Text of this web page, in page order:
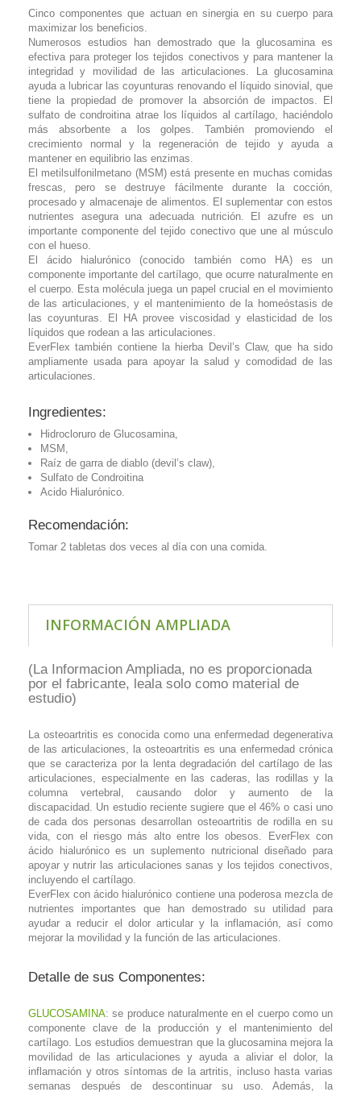
Cinco componentes que actuan en sinergia en su cuerpo para
maximizar los beneficios.
Numerosos estudios han demostrado que la glucosamina es
efectiva para proteger los tejidos conectivos y para mantener la
integridad y movilidad de las articulaciones. La glucosamina
ayuda a lubricar las coyunturas renovando el líquido sinovial, que
tiene la propiedad de promover la absorción de impactos. El
sulfato de condroitina atrae los líquidos al cartílago, haciéndolo
más absorbente a los golpes. También promoviendo el
crecimiento normal y la regeneración de tejido y ayuda a
mantener en equilibrio las enzimas.
El metilsulfonilmetano (MSM) está presente en muchas comidas
frescas, pero se destruye fácilmente durante la cocción,
procesado y almacenaje de alimentos. El suplementar con estos
nutrientes asegura una adecuada nutrición. El azufre es un
importante componente del tejido conectivo que une al músculo
con el hueso.
El ácido hialurónico (conocido también como HA) es un
componente importante del cartílago, que ocurre naturalmente en
el cuerpo. Esta molécula juega un papel crucial en el movimiento
de las articulaciones, y el mantenimiento de la homeóstasis de
las coyunturas. El HA provee viscosidad y elasticidad de los
líquidos que rodean a las articulaciones.
EverFlex también contiene la hierba Devil’s Claw, que ha sido
ampliamente usada para apoyar la salud y comodidad de las
articulaciones.
Ingredientes:
Hidrocloruro de Glucosamina,
MSM,
Raíz de garra de diablo (devil’s claw),
Sulfato de Condroitina
Acido Hialurónico.
Recomendación:
Tomar 2 tabletas dos veces al día con una comida.
INFORMACIÓN AMPLIADA
(La Informacion Ampliada, no es proporcionada
por el fabricante, leala solo como material de
estudio)
La osteoartritis es conocida como una enfermedad degenerativa
de las articulaciones, la osteoartritis es una enfermedad crónica
que se caracteriza por la lenta degradación del cartílago de las
articulaciones, especialmente en las caderas, las rodillas y la
columna vertebral, causando dolor y aumento de la
discapacidad. Un estudio reciente sugiere que el 46% o casi uno
de cada dos personas desarrollan osteoartritis de rodilla en su
vida, con el riesgo más alto entre los obesos. EverFlex con
ácido hialurónico es un suplemento nutricional diseñado para
apoyar y nutrir las articulaciones sanas y los tejidos conectivos,
incluyendo el cartílago.
EverFlex con ácido hialurónico contiene una poderosa mezcla de
nutrientes importantes que han demostrado su utilidad para
ayudar a reducir el dolor articular y la inflamación, así como
mejorar la movilidad y la función de las articulaciones.
Detalle de sus Componentes:
GLUCOSAMINA: se produce naturalmente en el cuerpo como un
componente clave de la producción y el mantenimiento del
cartílago. Los estudios demuestran que la glucosamina mejora la
movilidad de las articulaciones y ayuda a aliviar el dolor, la
inflamación y otros síntomas de la artritis, incluso hasta varias
semanas después de descontinuar su uso. Además, la